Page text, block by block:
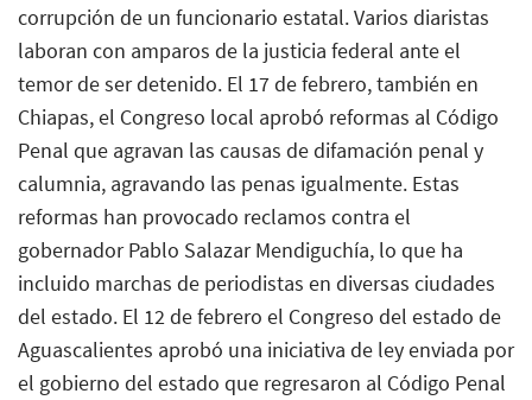
corrupción de un funcionario estatal. Varios diaristas
laboran con amparos de la justicia federal ante el
temor de ser detenido. El 17 de febrero, también en
Chiapas, el Congreso local aprobó reformas al Código
Penal que agravan las causas de difamación penal y
calumnia, agravando las penas igualmente. Estas
reformas han provocado reclamos contra el
gobernador Pablo Salazar Mendiguchía, lo que ha
incluido marchas de periodistas en diversas ciudades
del estado. El 12 de febrero el Congreso del estado de
Aguascalientes aprobó una iniciativa de ley enviada por
el gobierno del estado que regresaron al Código Penal